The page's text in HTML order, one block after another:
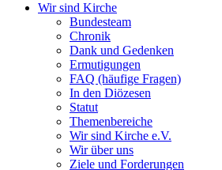
Wir sind Kirche
Bundesteam
Chronik
Dank und Gedenken
Ermutigungen
FAQ (häufige Fragen)
In den Diözesen
Statut
Themenbereiche
Wir sind Kirche e.V.
Wir über uns
Ziele und Forderungen